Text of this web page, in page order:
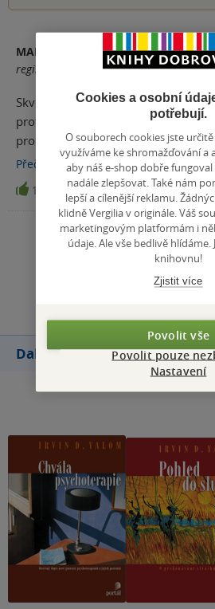
MARKÉTA NĚMCOVÁ
registrovaný uživatel
Skvělá závěrečná kniha trilogie, kde
protkán vhledem do psychiky
propojeno s myšlenkami a životem
filozofa.
Přečíst více
19 Kniha,
Zobrazit všechna
Přidat
Další knihy autora
Cookies a osobní
potřebují.
O souborech cookies jste určitě
využíváme ke shromažďování a
aby náš e-shop dobře
nadále zlepšovat. Také nám
lepší a cílenější reklamu.
klidně Vergilia v originále. Váš
marketingovým platformám i
údaje. Ale vše bedlivě hlídáme.
knihovnu!
Zjistit více
Povolit vše
Povolit pouze
Nastavení